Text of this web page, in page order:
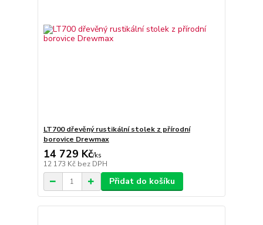
LT700 dřevěný rustikální stolek z přírodní
borovice Drewmax
14 729 Kč/ks
12 173 Kč bez DPH
Přidat do košíku